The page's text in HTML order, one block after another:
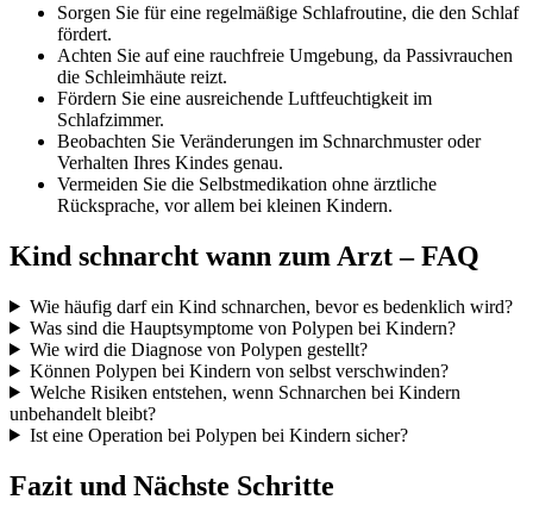
Sorgen Sie für eine regelmäßige Schlafroutine, die den Schlaf
fördert.
Achten Sie auf eine rauchfreie Umgebung, da Passivrauchen
die Schleimhäute reizt.
Fördern Sie eine ausreichende Luftfeuchtigkeit im
Schlafzimmer.
Beobachten Sie Veränderungen im Schnarchmuster oder
Verhalten Ihres Kindes genau.
Vermeiden Sie die Selbstmedikation ohne ärztliche
Rücksprache, vor allem bei kleinen Kindern.
Kind schnarcht wann zum Arzt – FAQ
Wie häufig darf ein Kind schnarchen, bevor es bedenklich wird?
Was sind die Hauptsymptome von Polypen bei Kindern?
Wie wird die Diagnose von Polypen gestellt?
Können Polypen bei Kindern von selbst verschwinden?
Welche Risiken entstehen, wenn Schnarchen bei Kindern
unbehandelt bleibt?
Ist eine Operation bei Polypen bei Kindern sicher?
Fazit und Nächste Schritte